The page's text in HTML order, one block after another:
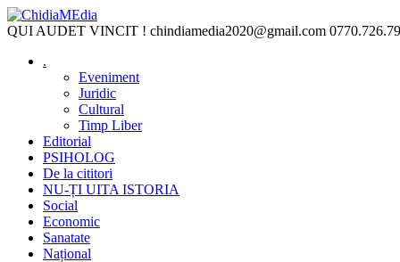
Skip
to
QUI AUDET VINCIT ! chindiamedia2020@gmail.com
.
Eveniment
Juridic
Cultural
Timp Liber
Editorial
PSIHOLOG
De la cititori
NU-ȚI UITA ISTORIA
Social
Economic
Sanatate
Național